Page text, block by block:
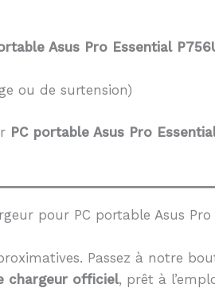
Asus Pro Essential
ou de surtension)
PC portable Asus Pro
pour PC portable Asus Pro
Passez à notre
chargeur officiel, prêt à